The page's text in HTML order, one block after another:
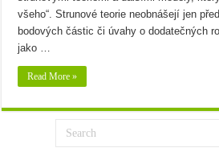
všeho“. Strunové teorie neobnášejí jen
bodových částic či úvahy o dodatečných
jako …
Read More »